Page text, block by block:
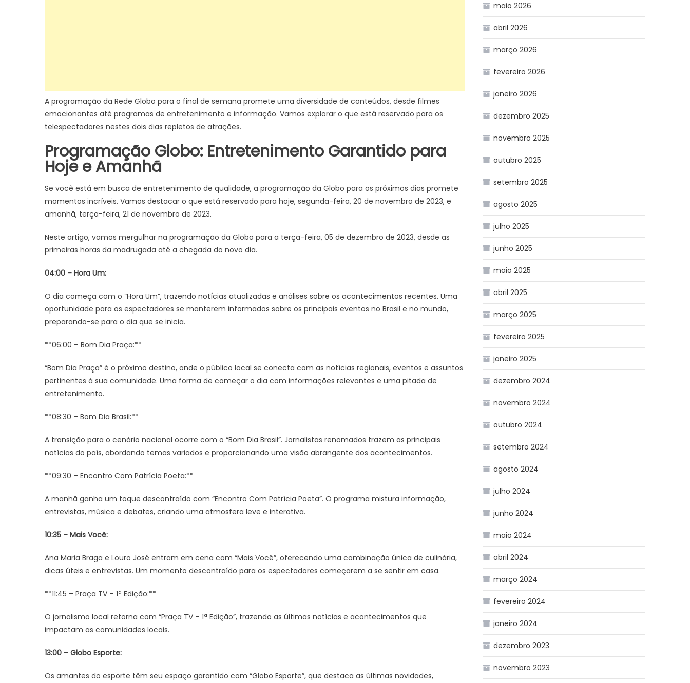
A programação da Rede Globo para o final de semana promete uma diversidade de conteúdos, desde filmes
emocionantes até programas de entretenimento e informação. Vamos explorar o que está reservado para os
telespectadores nestes dois dias repletos de atrações.
Programação Globo: Entretenimento Garantido para
Hoje e Amanhã
Se você está em busca de entretenimento de qualidade, a programação da Globo para os próximos dias promete
momentos incríveis. Vamos destacar o que está reservado para hoje, segunda-feira, 20 de novembro de 2023, e
amanhã, terça-feira, 21 de novembro de 2023.
Neste artigo, vamos mergulhar na programação da Globo para a terça-feira, 05 de dezembro de 2023, desde as
primeiras horas da madrugada até a chegada do novo dia.
04:00 – Hora Um:
O dia começa com o “Hora Um”, trazendo notícias atualizadas e análises sobre os acontecimentos recentes. Uma
oportunidade para os espectadores se manterem informados sobre os principais eventos no Brasil e no mundo,
preparando-se para o dia que se inicia.
**06:00 – Bom Dia Praça:**
“Bom Dia Praça” é o próximo destino, onde o público local se conecta com as notícias regionais, eventos e assuntos
pertinentes à sua comunidade. Uma forma de começar o dia com informações relevantes e uma pitada de
entretenimento.
**08:30 – Bom Dia Brasil:**
A transição para o cenário nacional ocorre com o “Bom Dia Brasil”. Jornalistas renomados trazem as principais
notícias do país, abordando temas variados e proporcionando uma visão abrangente dos acontecimentos.
**09:30 – Encontro Com Patrícia Poeta:**
A manhã ganha um toque descontraído com “Encontro Com Patrícia Poeta”. O programa mistura informação,
entrevistas, música e debates, criando uma atmosfera leve e interativa.
10:35 – Mais Você:
Ana Maria Braga e Louro José entram em cena com “Mais Você”, oferecendo uma combinação única de culinária,
dicas úteis e entrevistas. Um momento descontraído para os espectadores começarem a se sentir em casa.
**11:45 – Praça TV – 1ª Edição:**
O jornalismo local retorna com “Praça TV – 1ª Edição”, trazendo as últimas notícias e acontecimentos que
impactam as comunidades locais.
13:00 – Globo Esporte:
Os amantes do esporte têm seu espaço garantido com “Globo Esporte”, que destaca as últimas novidades,
maio 2026
abril 2026
março 2026
fevereiro 2026
janeiro 2026
dezembro 2025
novembro 2025
outubro 2025
setembro 2025
agosto 2025
julho 2025
junho 2025
maio 2025
abril 2025
março 2025
fevereiro 2025
janeiro 2025
dezembro 2024
novembro 2024
outubro 2024
setembro 2024
agosto 2024
julho 2024
junho 2024
maio 2024
abril 2024
março 2024
fevereiro 2024
janeiro 2024
dezembro 2023
novembro 2023